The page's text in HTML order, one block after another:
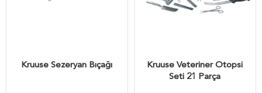
Kruuse Sezeryan Bıçağı
Kruuse Veteriner Otopsi
Seti 21 Parça